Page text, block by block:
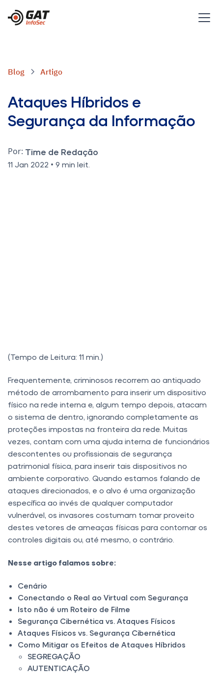
Blog Artigo
Ataques Híbridos e
Segurança da Informação
Por: Time de Redação
11 Jan 2022 • 9 min leit.
(Tempo de Leitura: 11 min.)
Frequentemente, criminosos recorrem ao antiquado
método de arrombamento para inserir um dispositivo
físico na rede interna e, algum tempo depois, atacam
o sistema de dentro, ignorando completamente as
proteções impostas na fronteira da rede. Muitas
vezes, contam com uma ajuda interna de funcionários
descontentes ou profissionais de segurança
patrimonial física, para inserir tais dispositivos no
ambiente corporativo. Quando estamos falando de
ataques direcionados, e o alvo é uma organização
específica ao invés de qualquer computador
vulnerável, os invasores costumam tomar proveito
destes vetores de ameaças físicas para contornar os
controles digitais ou, até mesmo, o contrário.
Nesse artigo falamos sobre:
Cenário
Conectando o Real ao Virtual com Segurança
Isto não é um Roteiro de Filme
Segurança Cibernética vs. Ataques Físicos
Ataques Físicos vs. Segurança Cibernética
Como Mitigar os Efeitos de Ataques Híbridos
SEGREGAÇÃO
AUTENTICAÇÃO